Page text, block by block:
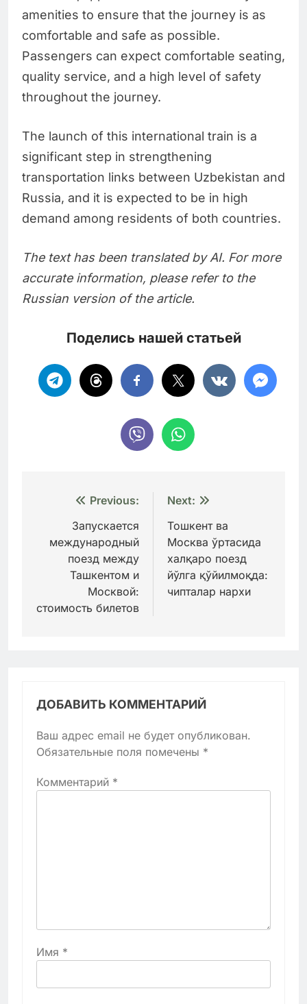
amenities to ensure that the journey is as
comfortable and safe as possible.
Passengers can expect comfortable seating,
quality service, and a high level of safety
throughout the journey.
The launch of this international train is a
significant step in strengthening
transportation links between Uzbekistan and
Russia, and it is expected to be in high
demand among residents of both countries.
The text has been translated by AI. For more
accurate information, please refer to the
Russian version of the article.
Поделись нашей статьей
Навигация
записям
Previous:
Запускается
международный
поезд между
Ташкентом и
Москвой:
стоимость билетов
Next:
Тошкент ва
Москва ўртасида
халқаро поезд
йўлга қўйилмоқда:
чипталар нархи
ДОБАВИТЬ КОММЕНТАРИЙ
Ваш адрес email не будет опубликован.
Обязательные поля помечены *
Комментарий *
Имя *